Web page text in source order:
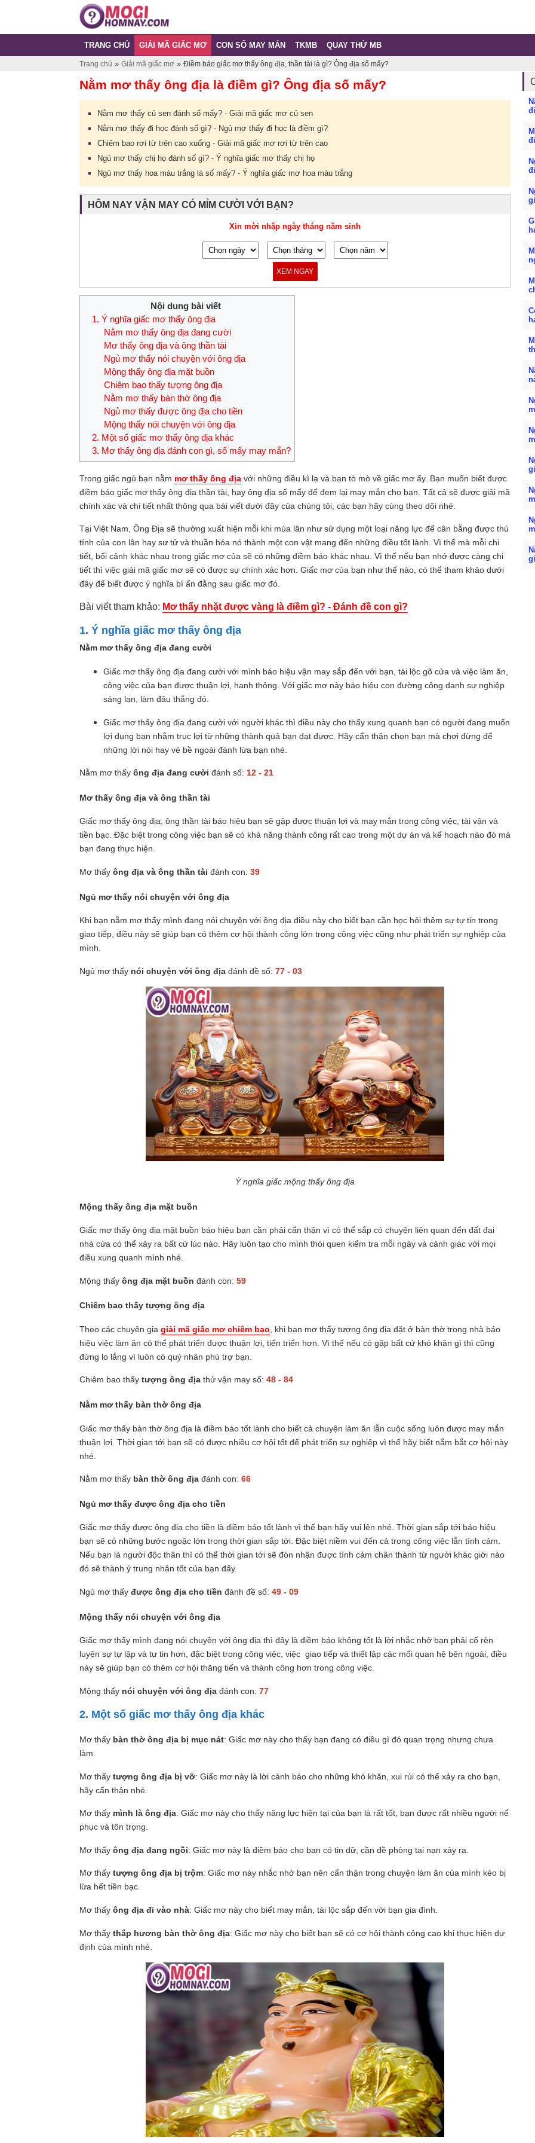
TRANG CHỦ GIẢI MÃ GIẤC MƠ CON SỐ MAY MẮN TKMB QUAY THỬ MB
Trang chủ » Giải mã giấc mơ » Điềm báo giấc mơ thấy ông địa, thần tài là gì? Ông địa số mấy?
Nằm mơ thấy ông địa là điềm gì? Ông địa số mấy?
Nằm mơ thấy củ sen đánh số mấy? - Giải mã giấc mơ củ sen
Nằm mơ thấy đi học đánh số gì? - Ngủ mơ thấy đi học là điềm gì?
Chiêm bao rơi từ trên cao xuống - Giải mã giấc mơ rơi từ trên cao
Ngủ mơ thấy chị họ đánh số gì? - Ý nghĩa giấc mơ thấy chị họ
Ngủ mơ thấy hoa màu trắng là số mấy? - Ý nghĩa giấc mơ hoa màu trắng
HÔM NAY VẬN MAY CÓ MỈM CƯỜI VỚI BẠN?
Xin mời nhập ngày tháng năm sinh
XEM NGAY
Nội dung bài viết
1. Ý nghĩa giấc mơ thấy ông địa
Nằm mơ thấy ông địa đang cười
Mơ thấy ông địa và ông thần tài
Ngủ mơ thấy nói chuyện với ông địa
Mộng thấy ông địa mặt buồn
Chiêm bao thấy tượng ông địa
Nằm mơ thấy bàn thờ ông địa
Ngủ mơ thấy được ông địa cho tiền
Mộng thấy nói chuyện với ông địa
2. Một số giấc mơ thấy ông địa khác
3. Mơ thấy ông địa đánh con gì, số mấy may mắn?
Trong giấc ngủ bạn nằm mơ thấy ông địa với những điều kì lạ và bạn tò mò về giấc mơ ấy. Bạn muốn biết được
điềm báo giấc mơ thấy ông địa thần tài, hay ông địa số mấy để đem lại may mắn cho bạn. Tất cả sẽ được giải mã
chính xác và chi tiết nhất thông qua bài viết dưới đây của chúng tôi, các bạn hãy cùng theo dõi nhé.
Tại Việt Nam, Ông Địa sẽ thường xuất hiện mỗi khi múa lân như sử dụng một loại năng lực để cân bằng được thú
tính của con lân hay sư tử và thuần hóa nó thành một con vật mang đến những điều tốt lành. Vì thế mà mỗi chi
tiết, bối cảnh khác nhau trong giấc mơ của sẽ có những điềm báo khác nhau. Vì thế nếu bạn nhớ được càng chi
tiết thì việc giải mã giấc mơ sẽ có được sự chính xác hơn. Giấc mơ của bạn như thế nào, có thể tham khảo dưới
đây để biết được ý nghĩa bí ẩn đằng sau giấc mơ đó.
Bài viết tham khảo: Mơ thấy nhặt được vàng là điềm gì? - Đánh đề con gì?
1. Ý nghĩa giấc mơ thấy ông địa
Nằm mơ thấy ông địa đang cười
Giấc mơ thấy ông địa đang cười với mình báo hiệu vận may sắp đến với bạn, tài lộc gõ cửa và việc làm ăn,
công việc của bạn được thuận lợi, hanh thông. Với giấc mơ này báo hiệu con đường công danh sự nghiệp
sáng lạn, làm đâu thắng đó.
Giấc mơ thấy ông địa đang cười với người khác thì điều này cho thấy xung quanh bạn có người đang muốn
lợi dụng bạn nhằm trục lợi từ những thành quả bạn đạt được. Hãy cẩn thận chọn bạn mà chơi đừng để
những lời nói hay vẻ bề ngoài đánh lừa bạn nhé.
Nằm mơ thấy ông địa đang cười đánh số: 12 - 21
Mơ thấy ông địa và ông thần tài
Giấc mơ thấy ông địa, ông thần tài báo hiệu bạn sẽ gặp được thuận lợi và may mắn trong công việc, tài vận và
tiền bạc. Đặc biệt trong công việc bạn sẽ có khả năng thành công rất cao trong một dự án và kế hoạch nào đó mà
bạn đang thực hiện.
Mơ thấy ông địa và ông thần tài đánh con: 39
Ngủ mơ thấy nói chuyện với ông địa
Khi bạn nằm mơ thấy mình đang nói chuyện với ông địa điều này cho biết bạn cần học hỏi thêm sự tự tin trong
giao tiếp, điều này sẽ giúp bạn có thêm cơ hội thành công lớn trong công việc cũng như phát triển sự nghiệp của
mình.
Ngủ mơ thấy nói chuyện với ông địa đánh đề số: 77 - 03
Ý nghĩa giấc mộng thấy ông địa
Mộng thấy ông địa mặt buồn
Giấc mơ thấy ông địa mặt buồn báo hiệu bạn cần phải cẩn thận vì có thể sắp có chuyện liên quan đến đất đai
nhà cửa có thể xảy ra bất cứ lúc nào. Hãy luôn tạo cho mình thói quen kiểm tra mỗi ngày và cảnh giác với mọi
điều xung quanh mình nhé.
Mộng thấy ông địa mặt buồn đánh con: 59
Chiêm bao thấy tượng ông địa
Theo các chuyên gia giải mã giấc mơ chiêm bao , khi bạn mơ thấy tượng ông địa đặt ở bàn thờ trong nhà báo
hiệu việc làm ăn có thể phát triển được thuận lợi, tiến triển hơn. Vì thế nếu có gặp bất cứ khó khăn gì thì cũng
đừng lo lắng vì luôn có quý nhân phù trợ bạn.
Chiêm bao thấy tượng ông địa thử vận may số: 48 - 84
Nằm mơ thấy bàn thờ ông địa
Giấc mơ thấy bàn thờ ông địa là điềm báo tốt lành cho biết cả chuyện làm ăn lẫn cuộc sống luôn được may mắn
thuận lợi. Thời gian tới bạn sẽ có được nhiều cơ hội tốt để phát triển sự nghiệp vì thế hãy biết nắm bắt cơ hội này
nhé.
Nằm mơ thấy bàn thờ ông địa đánh con: 66
Ngủ mơ thấy được ông địa cho tiền
Giấc mơ thấy được ông địa cho tiền là điềm báo tốt lành vì thế bạn hãy vui lên nhé. Thời gian sắp tới báo hiệu
bạn sẽ có những bước ngoặc lớn trong thời gian sắp tới. Đặc biệt niềm vui đến cả trong công việc lẫn tình cảm.
Nếu bạn là người độc thân thì có thể thời gian tới sẽ đón nhận được tình cảm chân thành từ người khác giới nào
đó sẽ thành ý trung nhân tốt của bạn đấy.
Ngủ mơ thấy được ông địa cho tiền đánh đề số: 49 - 09
Mộng thấy nói chuyện với ông địa
Giấc mơ thấy mình đang nói chuyện với ông địa thì đây là điềm báo không tốt là lời nhắc nhở bạn phải cố rèn
luyện sự tự lập và tự tin hơn, đặc biệt trong công việc, việc giao tiếp và thiết lập các mối quan hệ bên ngoài, điều
này sẽ giúp bạn có thêm cơ hội thăng tiến và thành công hơn trong công việc.
Mộng thấy nói chuyện với ông địa đánh con: 77
2. Một số giấc mơ thấy ông địa khác
Mơ thấy bàn thờ ông địa bị mục nát: Giấc mơ này cho thấy bạn đang có điều gì đó quan trọng nhưng chưa
làm.
Mơ thấy tượng ông địa bị vỡ: Giấc mơ này là lời cảnh báo cho những khó khăn, xui rủi có thể xảy ra cho bạn,
hãy cẩn thận nhé.
Mơ thấy mình là ông địa: Giấc mơ này cho thấy năng lực hiện tại của bạn là rất tốt, bạn được rất nhiều người nể
phục và tôn trọng.
Mơ thấy ông địa đang ngồi: Giấc mơ này là điềm báo cho bạn có tin dữ, cần đề phòng tai nạn xảy ra.
Mơ thấy tượng ông địa bị trộm: Giấc mơ này nhắc nhở bạn nên cẩn thận trong chuyện làm ăn của mình kẻo bị
lừa hết tiền bạc.
Mơ thấy ông địa đi vào nhà: Giấc mơ này cho biết may mắn, tài lộc sắp đến với bạn gia đình.
Mơ thấy thắp hương bàn thờ ông địa: Giấc mơ này cho biết bạn sẽ có cơ hội thành công cao khi thực hiện dự
định của mình nhé.